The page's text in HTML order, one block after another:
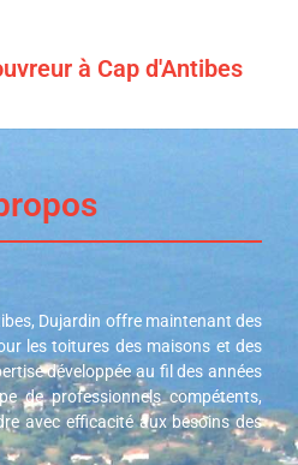
à Cap d'Antibes
Dujardin offre maintenant des
les toitures des maisons et des
développée au fil des années
de professionnels compétents,
avec efficacité aux besoins des